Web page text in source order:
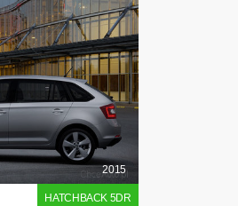
2015
HATCHBACK 5DR